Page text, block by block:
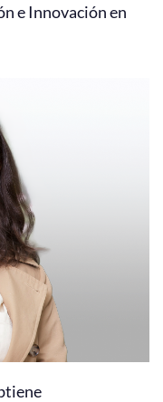
e Innovación en